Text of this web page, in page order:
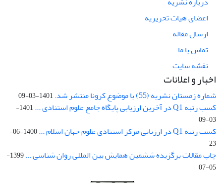
اعضای هیات تحریریه
ارسال مقاله
تماس با ما
نقشه سایت
اخبار و اعلانات
شماره زمستان نشریه (55) با موضوع کرونا منتشر شد. 1401-03-09
کسب رتبه Q1 در آخرین ارزیابی پایگاه جامع علوم استنادی ...
1401-
03-09
کسب رتبه Q1 در ارزیابی مرکز استنادی علوم جهان اسلام ...
1400-06-
23
چاپ مقالات برگزیده ششمین همایش بین المللی روان شناسی ...
1399-
05-07